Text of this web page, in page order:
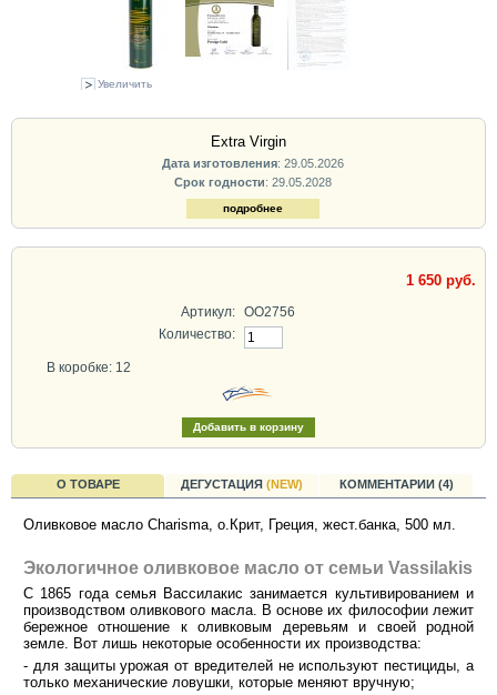
Увеличить
Extra Virgin
Дата изготовления: 29.05.2026
Срок годности: 29.05.2028
подробнее
1 650 руб.
Артикул: OO2756
Количество:
В коробке: 12
О ТОВАРЕ ДЕГУСТАЦИЯ (NEW) КОММЕНТАРИИ (4)
Оливковое масло Charisma, о.Крит, Греция, жест.банка, 500 мл.
Экологичное оливковое масло от семьи Vassilakis
С 1865 года семья Вассилакис занимается культивированием и
производством оливкового масла. В основе их философии лежит
бережное отношение к оливковым деревьям и своей родной
земле. Вот лишь некоторые особенности их производства:
- для защиты урожая от вредителей не используют пестициды, а
только механические ловушки, которые меняют вручную;